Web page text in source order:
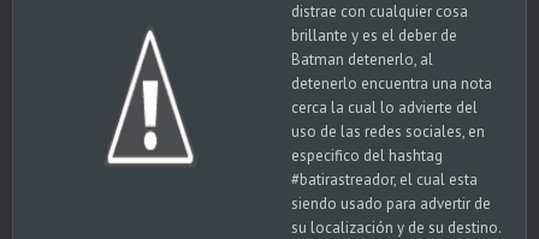
distrae con cualquier cosa
brillante y es el deber de
Batman detenerlo, al
detenerlo encuentra una nota
cerca la cual lo advierte del
uso de las redes sociales, en
especifico del hashtag
#batirastreador, el cual esta
siendo usado para advertir de
su localización y de su destino.